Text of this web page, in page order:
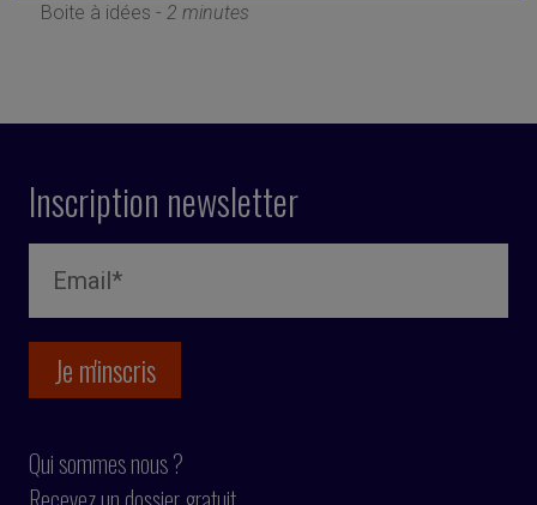
Boite à idées - 2 minutes
Inscription newsletter
Qui sommes nous ?